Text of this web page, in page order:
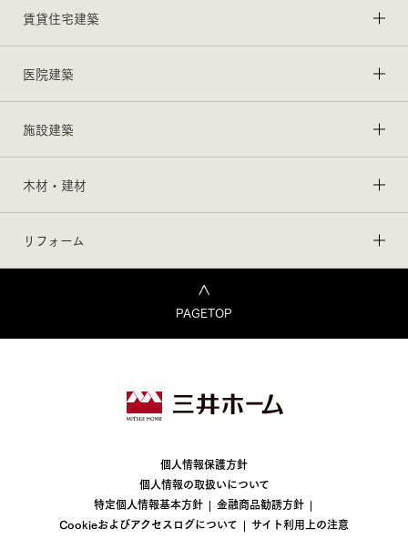
賃貸住宅建築
医院建築
施設建築
木材・建材
リフォーム
PAGETOP
個人情報保護方針
個人情報の取扱いについて
特定個人情報基本方針
金融商品勧誘方針
Cookieおよびアクセスログについて
サイト利用上の注意